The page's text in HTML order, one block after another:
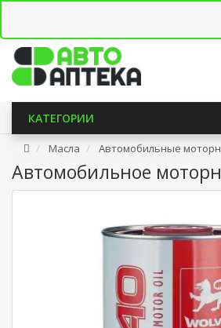
КАТЕГОРИИ
Масла Автомобильные
Автомобильное